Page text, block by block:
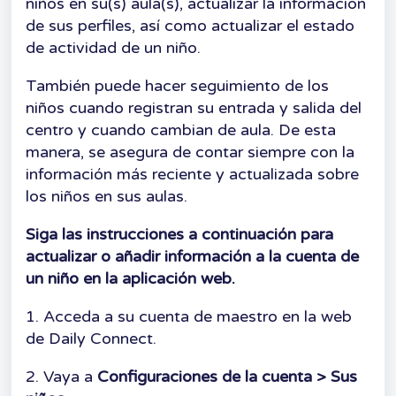
de sus perfiles, así como actualizar el estado
de actividad de un niño.
También puede hacer seguimiento de los
niños cuando registran su entrada y salida del
centro y cuando cambian de aula. De esta
manera, se asegura de contar siempre con la
información más reciente y actualizada sobre
los niños en sus aulas.
Siga las instrucciones a continuación para
actualizar o añadir información a la cuenta de
un niño en la aplicación web.
1. Acceda a su cuenta de maestro en la web
de Daily Connect.
2. Vaya a Configuraciones de la cuenta > Sus